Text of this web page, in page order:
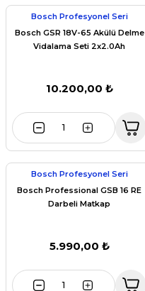
Bosch Profesyonel Seri
Bosch GSR 18V-65 Akülü Delme
Vidalama Seti 2x2.0Ah
10.200,00 ₺
Bosch Profesyonel Seri
Bosch Professional GSB 16 RE
Darbeli Matkap
5.990,00 ₺